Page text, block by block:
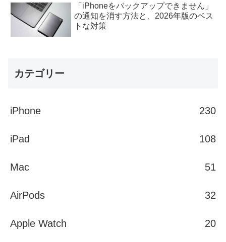
「iPhoneをバックアップできません」
の通知を消す方法と、2026年版のベス
トな対策
カテゴリー
iPhone 230
iPad 108
Mac 51
AirPods 32
Apple Watch 20